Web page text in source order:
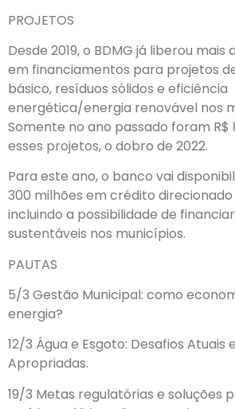
PROJETOS
Desde 2019, o BDMG já liberou mais
em financiamentos para projetos
básico, resíduos sólidos e eficiência
energética/energia renovável nos
Somente no ano passado foram R$
esses projetos, o dobro de 2022.
Para este ano, o banco vai
300 milhões em crédito
incluindo a possibilidade de
sustentáveis nos municípios.
PAUTAS
5/3 Gestão Municipal: como
energia?
12/3 Água e Esgoto: Desafios Atuais
Apropriadas.
19/3 Metas regulatórias e soluções